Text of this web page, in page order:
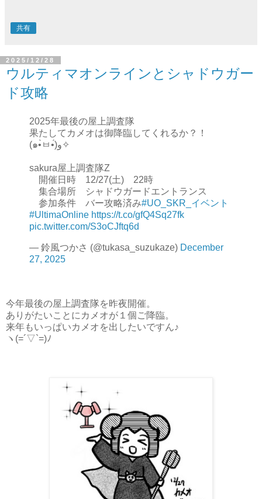
共有
2025/12/28
ウルティマオンラインとシャドウガー
ド攻略
2025年最後の屋上調査隊
果たしてカメオは御降臨してくれるか？！
(๑•̀ㅂ•́)و✧
sakura屋上調査隊Z
開催日時 12/27(土) 22時
集合場所 シャドウガードエントランス
参加条件 バー攻略済み#UO_SKR_イベント
#UltimaOnline https://t.co/gfQ4Sq27fk
pic.twitter.com/S3oCJftq6d
— 鈴風つかさ (@tukasa_suzukaze) December
27, 2025
今年最後の屋上調査隊を昨夜開催。
ありがたいことにカメオが１個ご降臨。
来年もいっぱいカメオを出したいですん♪
ヽ(=´▽`=)ﾉ